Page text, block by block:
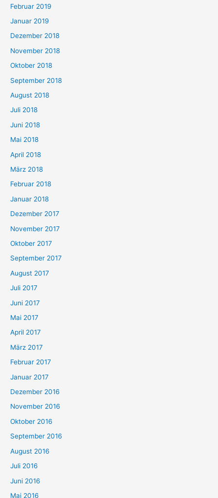
Februar 2019
Januar 2019
Dezember 2018
November 2018
Oktober 2018
September 2018
August 2018
Juli 2018
Juni 2018
Mai 2018
April 2018
März 2018
Februar 2018
Januar 2018
Dezember 2017
November 2017
Oktober 2017
September 2017
August 2017
Juli 2017
Juni 2017
Mai 2017
April 2017
März 2017
Februar 2017
Januar 2017
Dezember 2016
November 2016
Oktober 2016
September 2016
August 2016
Juli 2016
Juni 2016
Mai 2016